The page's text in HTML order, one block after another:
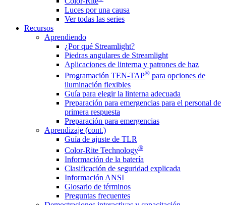
Luces por una causa
Ver todas las series
Recursos
Aprendiendo
¿Por qué Streamlight?
Piedras angulares de Streamlight
Aplicaciones de linterna y patrones de haz
Programación TEN-TAP® para opciones de
iluminación flexibles
Guía para elegir la linterna adecuada
Preparación para emergencias para el personal de
primera respuesta
Preparación para emergencias
Aprendizaje (cont.)
Guía de ajuste de TLR
Color-Rite Technology®
Información de la batería
Clasificación de seguridad explicada
Información ANSI
Glosario de términos
Preguntas frecuentes